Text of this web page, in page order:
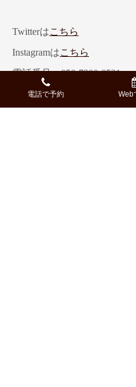
Twitterはこちら
Instagramはこちら
電話番号：050-7300-0521
以上、国産和牛焼肉×デザ
電話で予約 Web